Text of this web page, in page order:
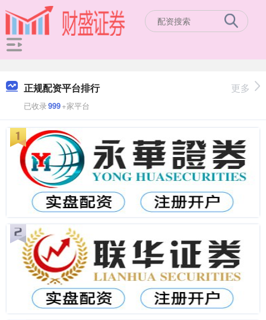
正规配资平台排行
已收录999+家平台
更多